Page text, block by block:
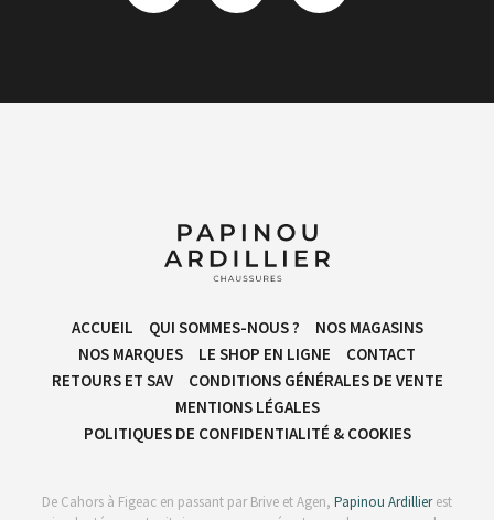
ACCUEIL QUI SOMMES-NOUS ?
NOS MAGASINS
NOS MARQUES
LE SHOP EN LIGNE
CONTACT
RETOURS ET SAV
CONDITIONS GÉNÉRALES DE VENTE​
MENTIONS LÉGALES
POLITIQUES DE CONFIDENTIALITÉ & COOKIES
De Cahors à Figeac en passant par Brive et Agen, Papinou Ardillierest